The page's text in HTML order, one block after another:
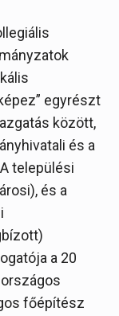
egyrészt
között,
és a
települési
és a
a 20
főépítész